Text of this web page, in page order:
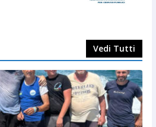
Vedi Tutti